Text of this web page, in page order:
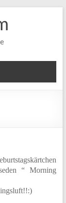
“ Morning